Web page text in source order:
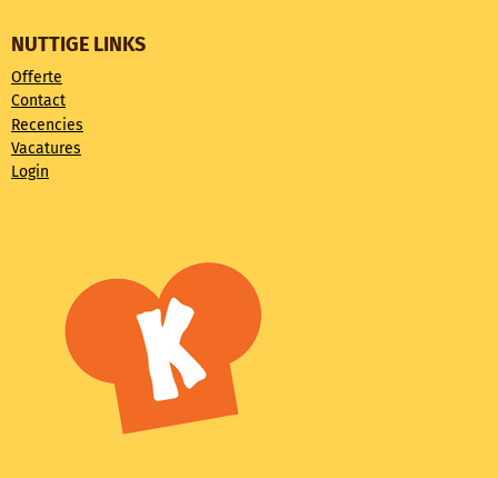
NUTTIGE LINKS
Offerte
Contact
Recencies
Vacatures
Login